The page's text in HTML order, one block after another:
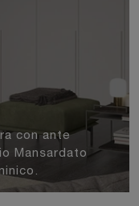
con ante
Mansardato